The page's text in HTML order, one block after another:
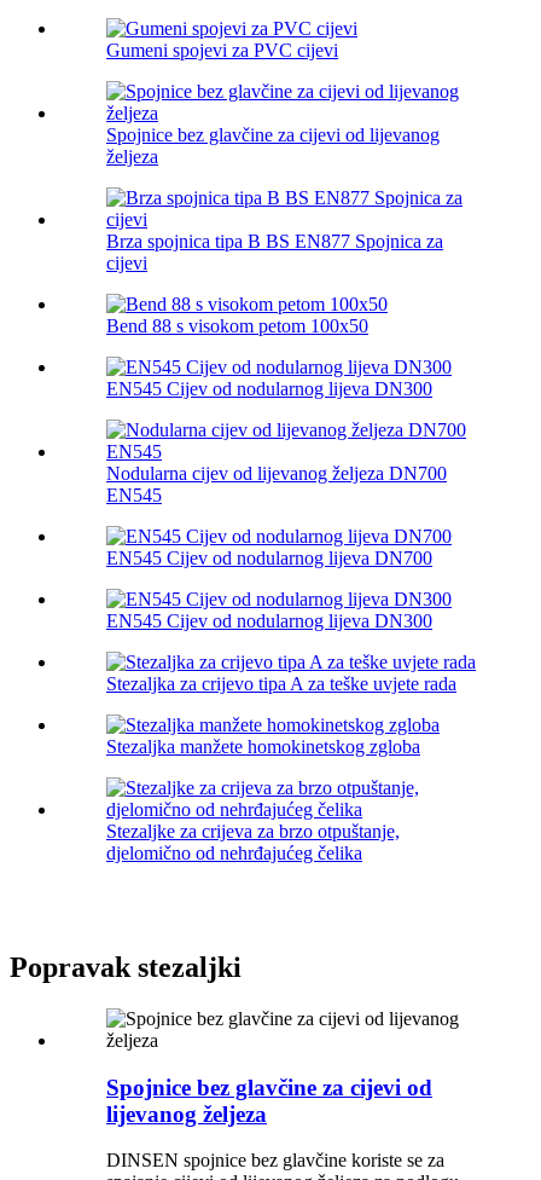
Gumeni spojevi za PVC cijevi
Spojnice bez glavčine za cijevi od lijevanog
željeza
Brza spojnica tipa B BS EN877 Spojnica za
cijevi
Bend 88 s visokom petom 100x50
EN545 Cijev od nodularnog lijeva DN300
Nodularna cijev od lijevanog željeza DN700
EN545
EN545 Cijev od nodularnog lijeva DN700
EN545 Cijev od nodularnog lijeva DN300
Stezaljka za crijevo tipa A za teške uvjete rada
Stezaljka manžete homokinetskog zgloba
Stezaljke za crijeva za brzo otpuštanje,
djelomično od nehrđajućeg čelika
Popravak stezaljki
Spojnice bez glavčine za cijevi od
lijevanog željeza
DINSEN spojnice bez glavčine koriste se za